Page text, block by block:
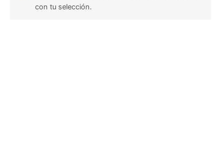
con tu selección.